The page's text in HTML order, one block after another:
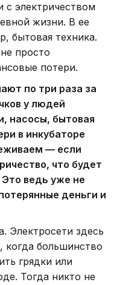
электричеством
жизни. В ее
бытовая техника.
просто
потери.
по три раза за
у людей
насосы, бытовая
в инкубаторе
— если
что будет
ведь уже не
деньги и
Электросети здесь
когда большинство
грядки или
Тогда никто не